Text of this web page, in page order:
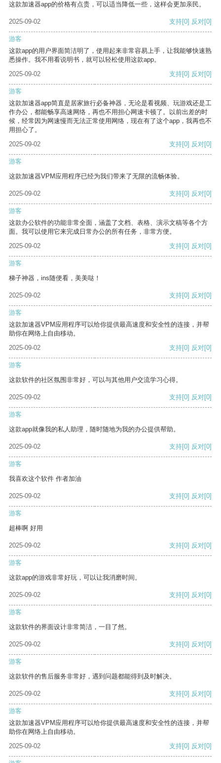
这款加速器app的价格有点贵，可以适当降低一些，这样会更加亲民。
2025-09-02 支持[0] 反对[0]
游客
这款app的用户界面简洁明了，使用起来非常容易上手，让我能够快速熟
悉操作。我不用看说明书，就可以轻松使用这款app。
2025-09-02
支持[0] 反对[0]
游客
这款加速器app简直是居家旅行必备神器，无论是看视频、玩游戏还是工
作办公，都能畅享高速网络，再也不用担心网速卡顿了。以前出差的时
候，经常因为网速慢而无法正常使用网络，现在有了这个app，我再也不
用担心了。
2025-09-02
支持[0] 反对[0]
游客
这款加速器VPM应用程序已经为我们带来了无限的流畅体验。
2025-09-02 支持[0] 反对[0]
游客
这款办公软件的功能非常全面，涵盖了文档、表格、演示文稿等各个方
面。我可以使用它来完成日常办公的所有任务，非常方便。
2025-09-02
支持[0] 反对[0]
游客
梯子神器，ins随便看，美美哒！
2025-09-02 支持[0] 反对[0]
游客
这款加速器VPM应用程序可以给你提供最高速度和安全性的连接，并帮
助你在网络上自由移动。
2025-09-02
支持[0] 反对[0]
游客
这款软件的社区氛围非常好，可以与其他用户交流学习心得。
2025-09-02 支持[0] 反对[0]
游客
这款app就像我的私人助理，随时随地为我的办公提供帮助。
2025-09-02 支持[0] 反对[0]
游客
我喜欢这个软件 作者加油
2025-09-02 支持[0] 反对[0]
游客
超棒啊 好用
2025-09-02 支持[0] 反对[0]
游客
这款app的游戏非常好玩，可以让我消磨时间。
2025-09-02 支持[0] 反对[0]
游客
这款软件的界面设计非常简洁，一目了然。
2025-09-02 支持[0] 反对[0]
游客
这款软件的售后服务非常好，遇到问题都能得到及时解决。
2025-09-02 支持[0] 反对[0]
游客
这款加速器VPM应用程序可以给你提供最高速度和安全性的连接，并帮
助你在网络上自由移动。
2025-09-02
支持[0] 反对[0]